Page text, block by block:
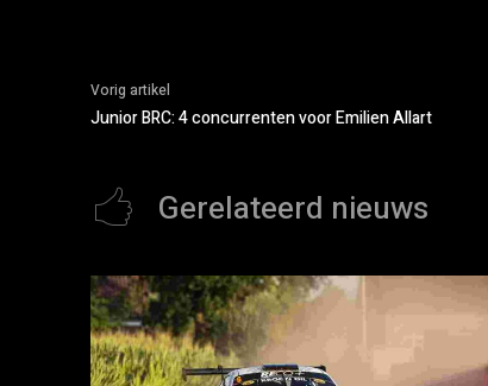
Vorig artikel
Junior BRC: 4 concurrenten voor Emilien Allart
Gerelateerd nieuws